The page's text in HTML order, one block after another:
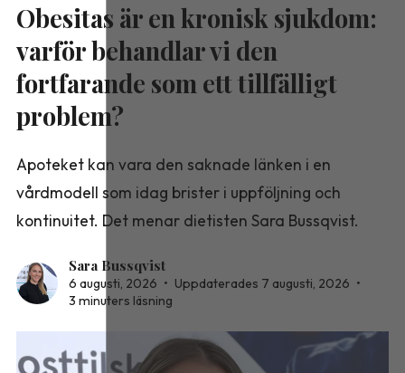
Obesitas är en kronisk sjukdom:
varför behandlar vi den
fortfarande som ett tillfälligt
problem?
Apoteket kan vara den saknade länken i en
vårdmodell som idag brister i uppföljning och
kontinuitet. Det menar dietisten Sara Bussqvist.
Sara Bussqvist
6 augusti, 2026 • Uppdaterades 7 augusti, 2026 •
3 minuters läsning